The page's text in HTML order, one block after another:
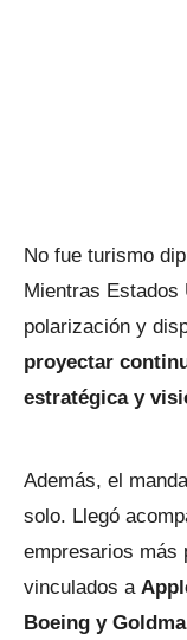
No fue turismo
Mientras Estados
polarización y
proyectar
estratégica y
Además, el
solo. Llegó
empresarios más
vinculados a
Boeing y